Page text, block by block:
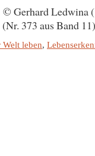
Gerhard Ledwina
(Nr. 373 aus Band 11)
Welt leben,